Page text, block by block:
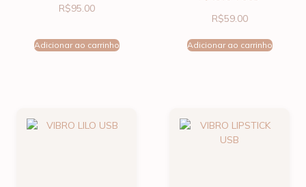
R$95.00
Adicionar ao carrinho
R$59.00
Adicionar ao carrinho